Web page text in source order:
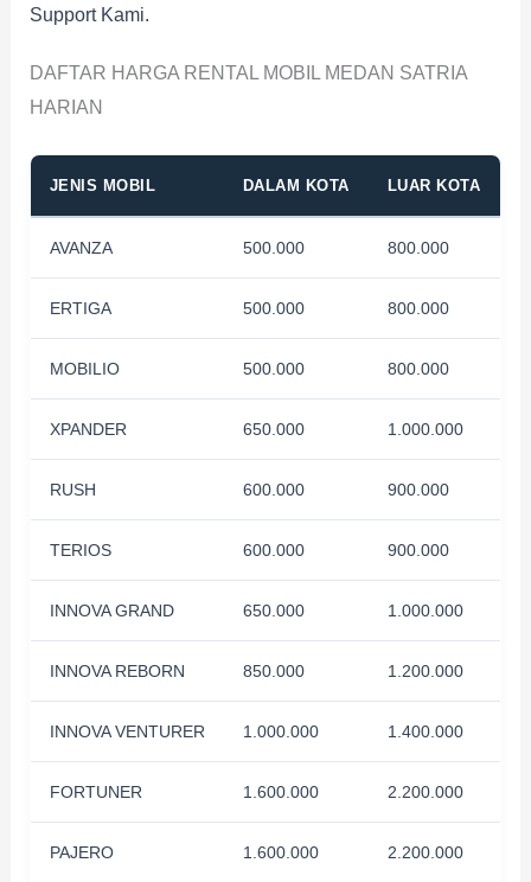
Support Kami.
DAFTAR HARGA RENTAL MOBIL MEDAN SATRIA
HARIAN
JENIS MOBIL DALAM KOTA LUAR KOTA
AVANZA 500.000 800.000
ERTIGA 500.000 800.000
MOBILIO 500.000 800.000
XPANDER 650.000 1.000.000
RUSH 600.000 900.000
TERIOS 600.000 900.000
INNOVA GRAND 650.000 1.000.000
INNOVA REBORN 850.000 1.200.000
INNOVA VENTURER 1.000.000 1.400.000
FORTUNER 1.600.000 2.200.000
PAJERO 1.600.000 2.200.000